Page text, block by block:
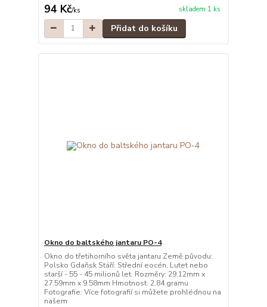
94 Kč/ks skladem 1 ks
Přidat do košíku
Okno do baltského jantaru PO-4
Okno do třetihorního světa jantaru Země původu:
Polsko Gdaňsk Stáří: Střední eocén, Lutet nebo
starší - 55 - 45 milionů let. Rozměry: 29.12mm x
27.59mm x 9.58mm Hmotnost: 2.84 gramu
Fotografie: Více fotografií si můžete prohlédnou na
našem